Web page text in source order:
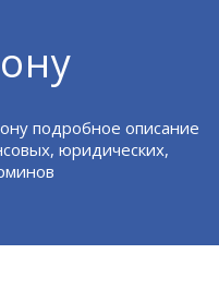
подробное описание
юридических,